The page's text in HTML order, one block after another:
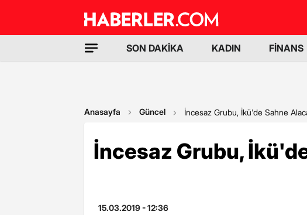
SON DAKİKA KADIN FİNANS
Anasayfa Güncel İncesaz Grubu, İkü'de Sahne
İncesaz Grubu,
15.03.2019 - 12:36